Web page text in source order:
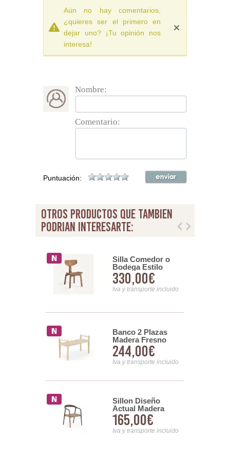
Aún no hay comentarios,
¿quieres ser el primero en
dejar uno? ¡Tu opinión nos
interesa!
Nombre:
Comentario:
Puntuación:
otros productos que tambien
podrian interesarte:
Silla Comedor o
Bodega Estilo
Rustico
Contemporaneo
Anystedi
330,00€
Iva y transporte incluido
Banco 2 Plazas
Madera Fresno
Natural Asiento
Cuerda Alcegui
244,00€
Iva y transporte incluido
Sillon Diseño
Actual Madera
Fresno Nogal Serie
Acalt
165,00€
Iva y transporte incluido